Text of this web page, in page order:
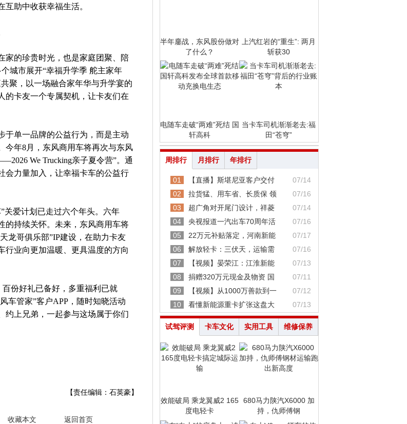
助中收获幸福生活。
家的珍贵时光，也是家庭团聚、陪
城市展开“幸福升学季 舵主家年
聚，以一场融合家年华与升学宴的
的卡友一个专属契机，让卡友们在
于单一品牌的公益行为，而是主动
今年8月，东风商用车将再次与东风
We Trucking亲子夏令营”。通
会力量加入，让幸福卡车的公益行
关爱计划已走过六个年头。六年
的持续关怀。未来，东风商用车将
龙哥俱乐部”IP建设，在助力卡友
行业向更加温暖、更具温度的方向
百份好礼已备好，多重福利已就
车管家”客户APP，随时知晓活动
约上兄弟，一起参与这场属于你们
【责任编辑：石英豪】
收藏本文 返回首页
半年鏖战，东风股份做对
了什么？
上汽红岩的“重生”: 两月
斩获30
电随车走破“两难”死结 国
轩高科
当卡车司机渐渐老去:福
田“苍穹”
周排行 月排行 年排行
01 【直播】斯堪尼亚客户交付
07/14
02
拉货猛、用车省、长质保 领
07/16
03
超广角对开尾门设计，祥菱
07/14
04
央视报道一汽出车70周年活
07/16
05
22万元补贴落定，河南新能
07/17
06
解放轻卡：三伏天，运输需
07/16
07
【视频】晏荣江：江淮新能
07/13
08
捐赠320万元现金及物资 国
07/11
09
【视频】从1000万善款到一
07/12
10
看懂新能源重卡扩张这盘大 07/13
试驾评测 卡车文化 实用工具 维修保养
效能破局 乘龙翼威2 165
度电轻卡
680马力陕汽X6000 加
持，仇师傅钢